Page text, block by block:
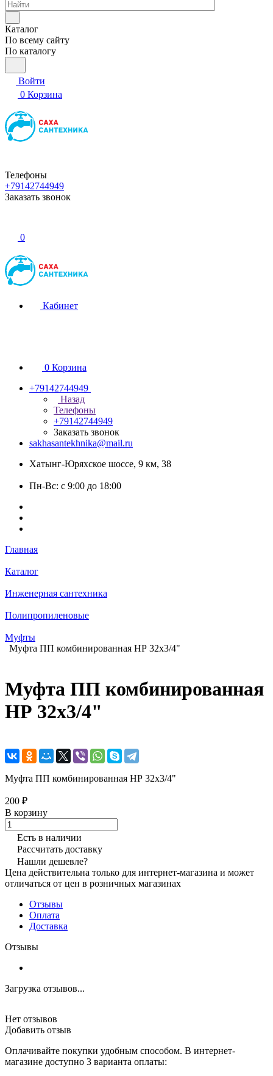
Каталог
По всему сайту
По каталогу
Войти
0 Корзина
Телефоны
+79142744949
Заказать звонок
0
Кабинет
0 Корзина
+79142744949
Назад
Телефоны
+79142744949
Заказать звонок
sakhasantekhnika@mail.ru
Хатынг-Юряхское шоссе, 9 км, 38
Пн-Вс: с 9:00 до 18:00
Главная
Каталог
Инженерная сантехника
Полипропиленовые
Муфты
Муфта ПП комбинированная НР 32x3/4"
Муфта ПП комбинированная
НР 32x3/4"
Муфта ПП комбинированная НР 32x3/4"
200 ₽
В корзину
Есть в наличии
Рассчитать доставку
Нашли дешевле?
Цена действительна только для интернет-магазина и может
отличаться от цен в розничных магазинах
Отзывы
Оплата
Доставка
Отзывы
Загрузка отзывов...
Нет отзывов
Добавить отзыв
Оплачивайте покупки удобным способом. В интернет-
магазине доступно 3 варианта оплаты: